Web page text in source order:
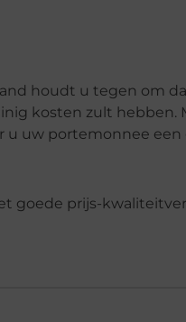
houdt u tegen om
kosten zult hebben.
u uw portemonnee